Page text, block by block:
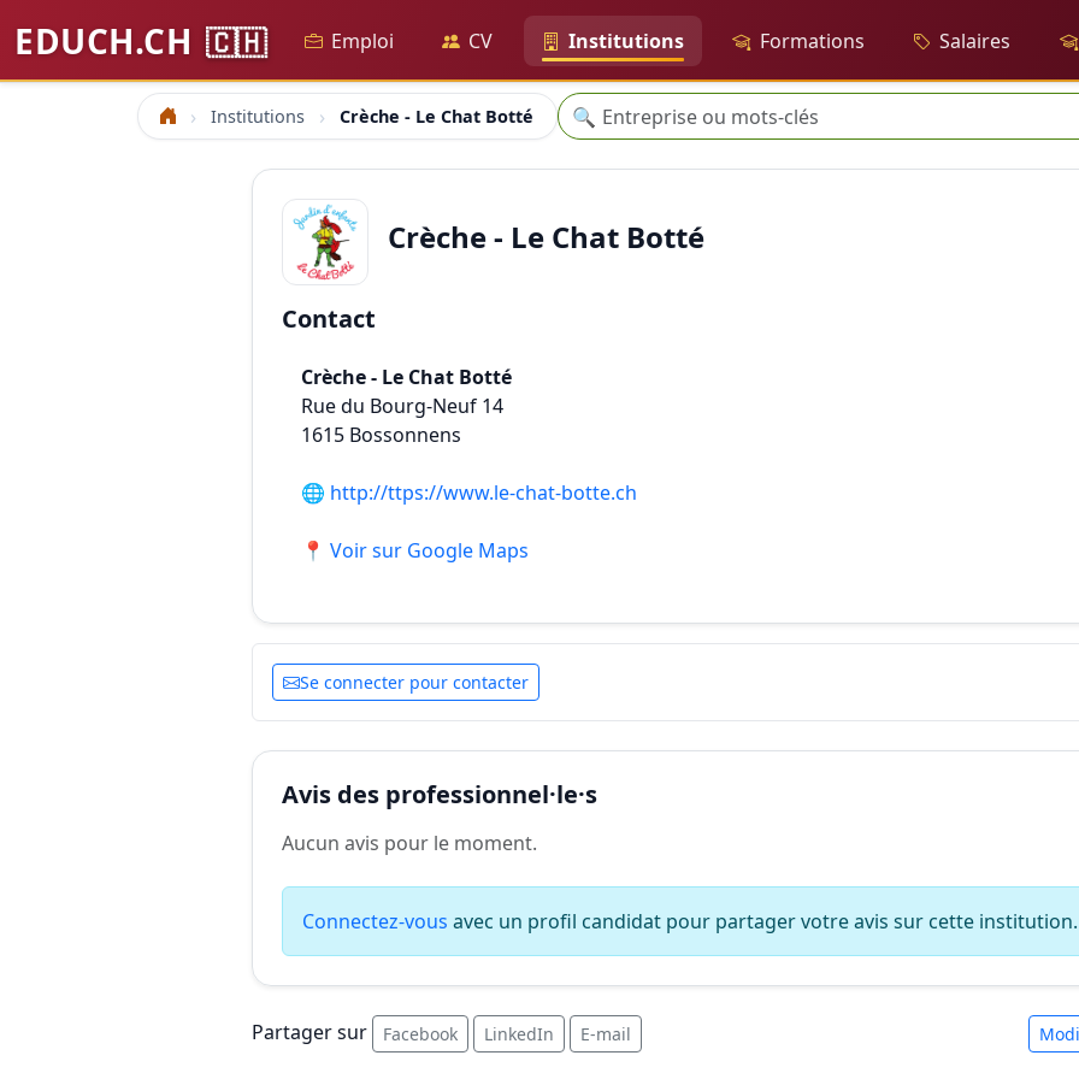
EDUCH.CH 🇨🇭 Emploi CV Institutions Formations Salaires
Accueil Institutions Crèche - Le Chat Botté Recherche
🔍
Crèche - Le Chat Botté
Contact
Crèche - Le Chat Botté
Rue du Bourg-Neuf 14
1615 Bossonnens
🌐 http://ttps://www.le-chat-botte.ch
📍 Voir sur Google Maps
Se connecter pour contacter
Avis des professionnel·le·s
Aucun avis pour le moment.
Connectez-vous avec un profil candidat pour partager votre avis sur cette institution.
Partager sur Facebook LinkedIn E-mail